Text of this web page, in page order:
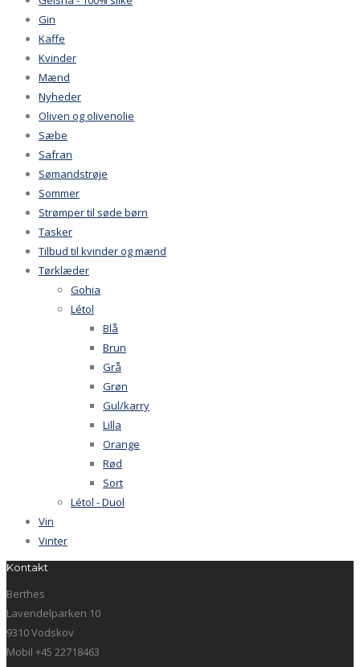
Gin
Kaffe
Kvinder
Mænd
Nyheder
Oliven og olivenolie
Sæbe
Safran
Sømandstrøje
Sommer
Strømper til søde børn
Tasker
Tilbud til kvinder og mænd
Tørklæder
Gohia
Létol
Blå
Brun
Grå
Grøn
Gul/karry
Lilla
Orange
Rød
Sort
Létol - Duol
Vin
Vinter
Kontakt
Berthes
Lavendelparken 10
9310 Vodskov
Mobil +45 22718463